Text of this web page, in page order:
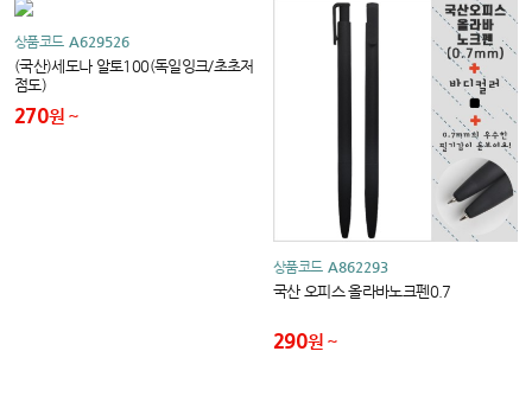
상품코드 A629526
(국산)세도나 알토100(독일잉크/초초저
점도)
270원
상품코드 A862293
국산 오피스 올라바노크펜0.7
290원